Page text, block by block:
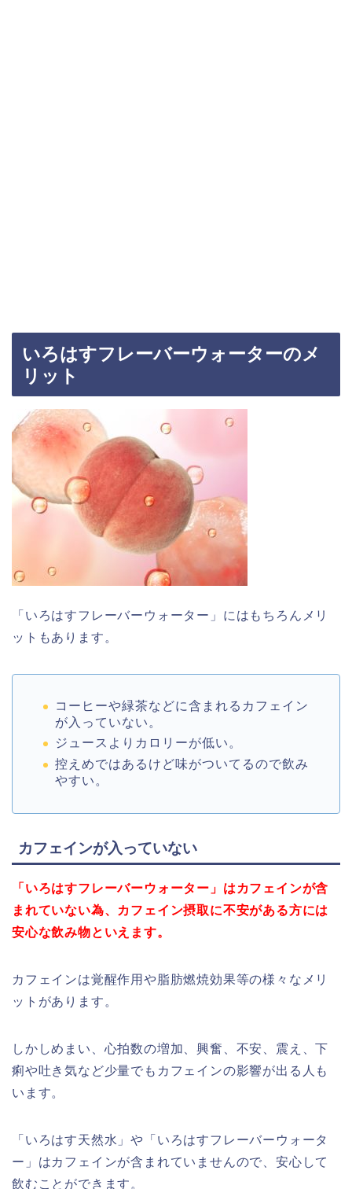
いろはすフレーバーウォーターのメ
リット
「いろはすフレーバーウォーター」にはもちろんメリ
ットもあります。
コーヒーや緑茶などに含まれるカフェイン
が入っていない。
ジュースよりカロリーが低い。
控えめではあるけど味がついてるので飲み
やすい。
カフェインが入っていない
「いろはすフレーバーウォーター」はカフェインが含
まれていない為、カフェイン摂取に不安がある方には
安心な飲み物といえます。
カフェインは覚醒作用や脂肪燃焼効果等の様々なメリ
ットがあります。
しかしめまい、心拍数の増加、興奮、不安、震え、下
痢や吐き気など少量でもカフェインの影響が出る人も
います。
「いろはす天然水」や「いろはすフレーバーウォータ
ー」はカフェインが含まれていませんので、安心して
飲むことができます。